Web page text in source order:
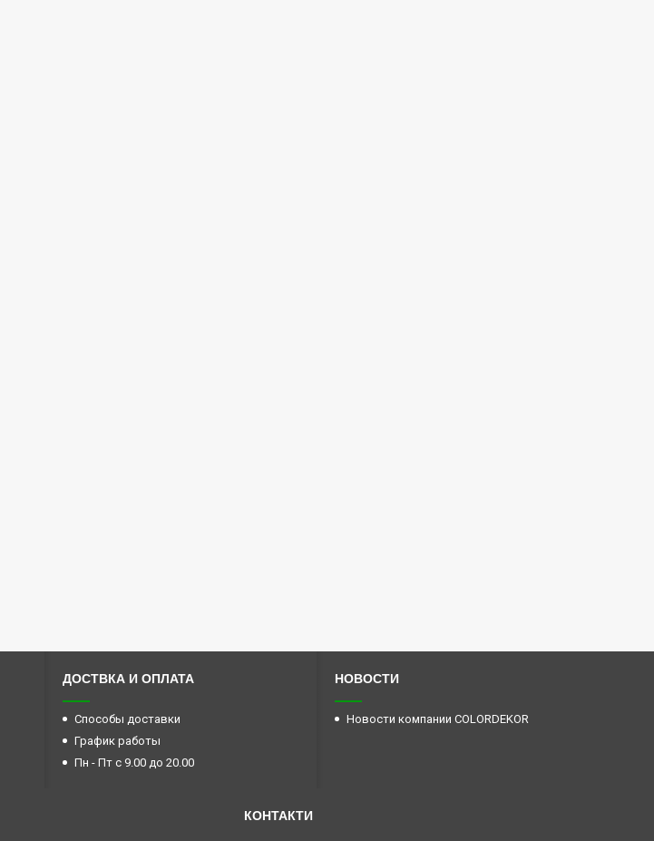
ДОСТВКА И ОПЛАТА
Способы доставки
График работы
Пн - Пт с 9.00 до 20.00
НОВОСТИ
Новости компании COLORDEKOR